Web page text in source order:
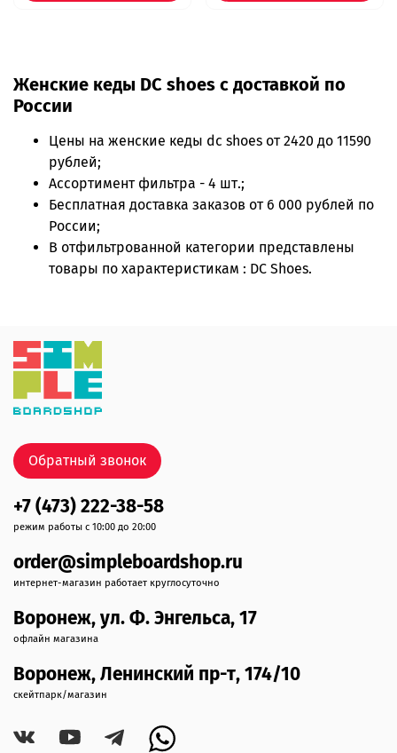
Женские кеды DC shoes с доставкой по
России
Цены на женские кеды dc shoes от 2420 до 11590
рублей;
Ассортимент фильтра - 4 шт.;
Бесплатная доставка заказов от 6 000 рублей по
России;
В отфильтрованной категории представлены
товары по характеристикам : DC Shoes.
+7 (473) 222-38-58
режим работы с 10:00 до 20:00
order@simpleboardshop.ru
интернет-магазин работает круглосуточно
Воронеж, ул. Ф. Энгельса, 17
офлайн магазина
Воронеж, Ленинский пр-т, 174/10
скейтпарк/магазин
Обратный звонок